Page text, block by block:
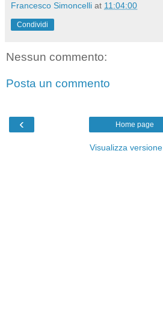
Francesco Simoncelli at 11:04:00
Condividi
Nessun commento:
Posta un commento
‹ Home page
Visualizza